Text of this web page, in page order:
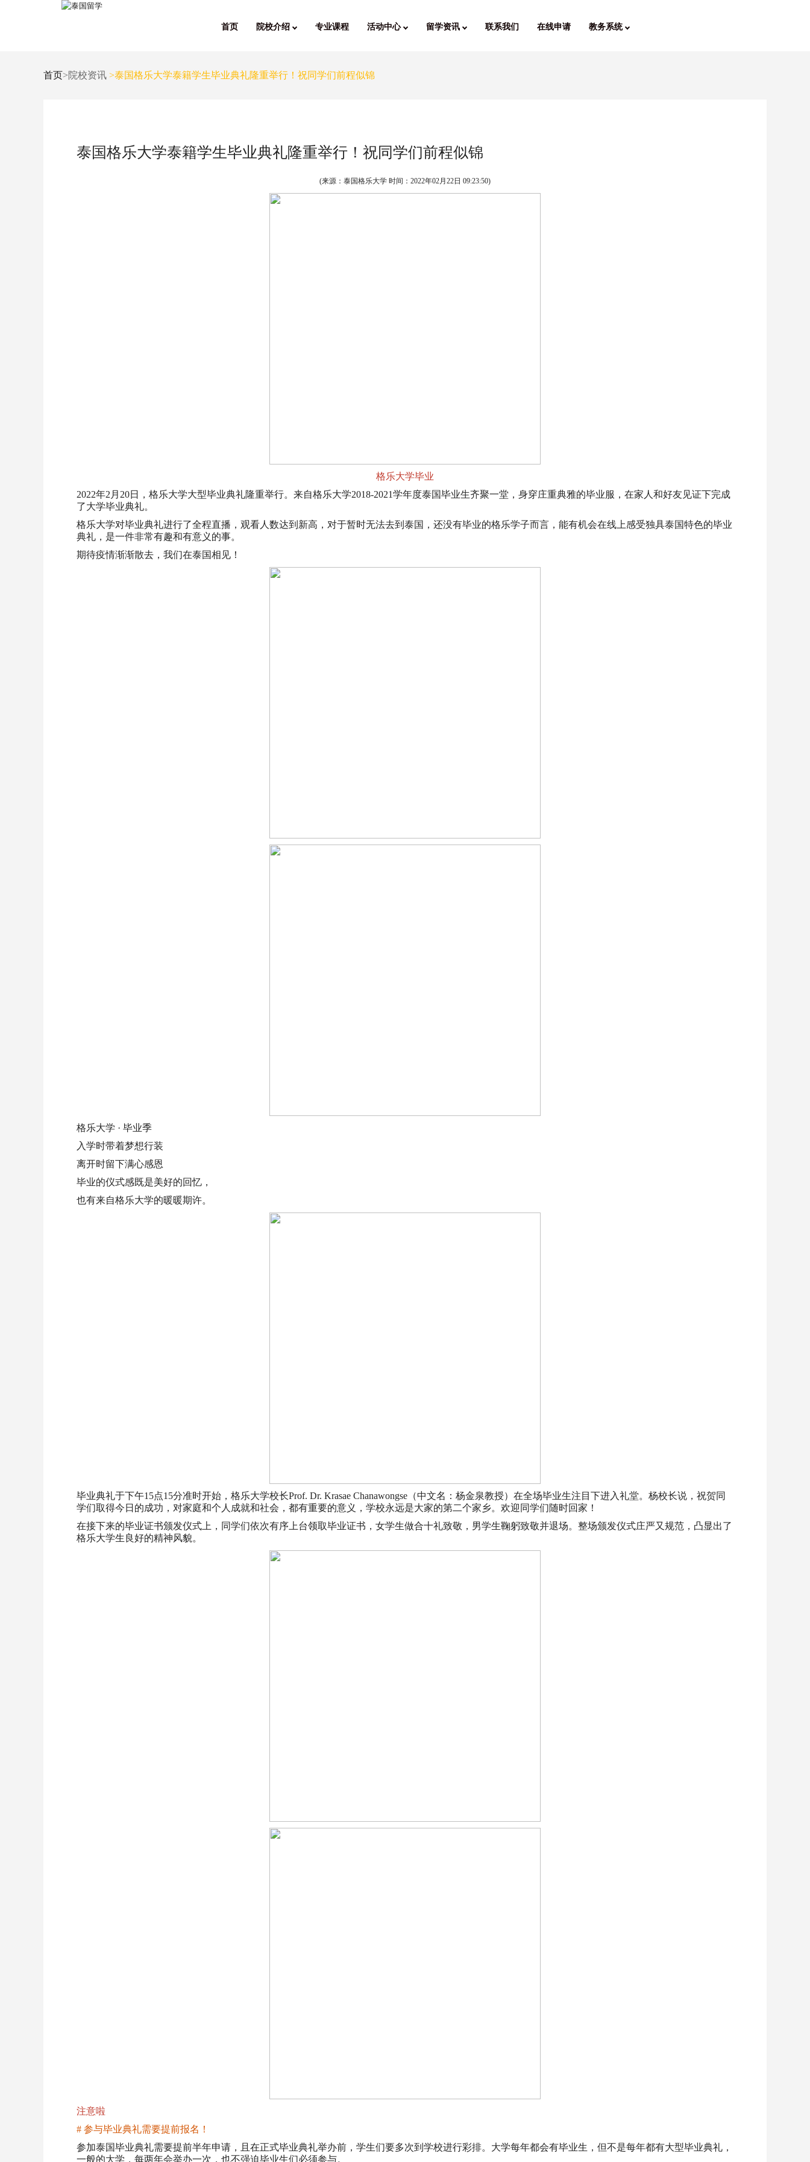
首页 院校介绍 专业课程 活动中心 留学资讯 联系我们 在线申请 教务系统
首页>院校资讯 >泰国格乐大学泰籍学生毕业典礼隆重举行！祝同学们前程似锦
泰国格乐大学泰籍学生毕业典礼隆重举行！祝同学们前程似锦
(来源：泰国格乐大学 时间： 2022年02月22日 09:23:50)
格乐大学毕业
2022年2月20日，格乐大学大型毕业典礼隆重举行。来自格乐大学2018-2021学年度泰国毕业生齐聚一堂，身穿庄重典雅的毕业服，在家人和好友见证下完成
了大学毕业典礼。
格乐大学对毕业典礼进行了全程直播，观看人数达到新高，对于暂时无法去到泰国，还没有毕业的格乐学子而言，能有机会在线上感受独具泰国特色的毕业
典礼，是一件非常有趣和有意义的事。
期待疫情渐渐散去，我们在泰国相见！
格乐大学 · 毕业季
入学时带着梦想行装
离开时留下满心感恩
毕业的仪式感既是美好的回忆，
也有来自格乐大学的暖暖期许。
毕业典礼于下午15点15分准时开始，格乐大学校长Prof. Dr. Krasae Chanawongse（中文名：杨金泉教授）在全场毕业生注目下进入礼堂。杨校长说，祝贺同
学们取得今日的成功，对家庭和个人成就和社会，都有重要的意义，学校永远是大家的第二个家乡。欢迎同学们随时回家！
在接下来的毕业证书颁发仪式上，同学们依次有序上台领取毕业证书，女学生做合十礼致敬，男学生鞠躬致敬并退场。整场颁发仪式庄严又规范，凸显出了
格乐大学生良好的精神风貌。
注意啦
# 参与毕业典礼需要提前报名！
参加泰国毕业典礼需要提前半年申请，且在正式毕业典礼举办前，学生们要多次到学校进行彩排。大学每年都会有毕业生，但不是每年都有大型毕业典礼，
一般的大学，每两年会举办一次，也不强迫毕业生们必须参与。